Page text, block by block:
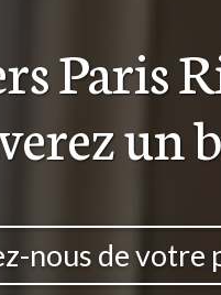
Paris
un
nous de votre